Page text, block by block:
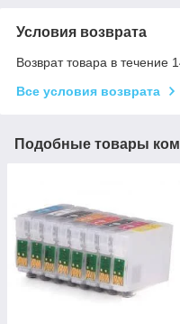
Условия возврата
Возврат товара в течение
Все условия возврата
Подобные товары